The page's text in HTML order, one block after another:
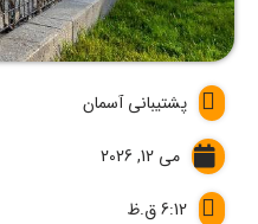
پشتیبانی آسمان
می 12, 2026
6:12 ق.ظ